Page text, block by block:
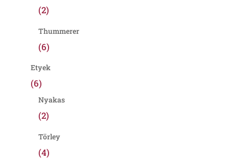
(2)
Thummerer
(6)
Etyek
(6)
Nyakas
(2)
Törley
(4)